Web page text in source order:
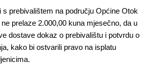
s prebivalištem na području Općine Otok
prelaze 2.000,00 kuna mjesečno, da u
dostave dokaz o prebivalištu i potvrdu o
kako bi ostvarili pravo na isplatu